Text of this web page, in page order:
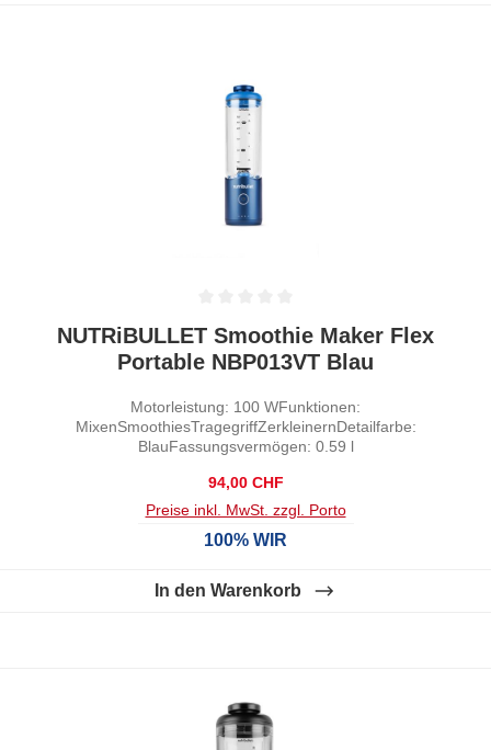
Durchschnittliche Bewertung von 0 von 5 Sternen
NUTRiBULLET Smoothie Maker Flex
Portable NBP013VT Blau
Motorleistung: 100 WFunktionen:
MixenSmoothiesTragegriffZerkleinernDetailfarbe:
BlauFassungsvermögen: 0.59 l
Regulärer Preis:
94,00 CHF
Preise inkl. MwSt. zzgl. Porto
100% WIR
In den Warenkorb